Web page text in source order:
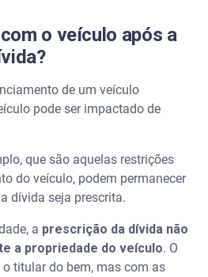
o veículo após a
de um veículo
pode ser impactado de
que são aquelas restrições
do veículo, podem permanecer
dívida seja prescrita.
a prescrição da dívida não
a propriedade do veículo. O
titular do bem, mas com as